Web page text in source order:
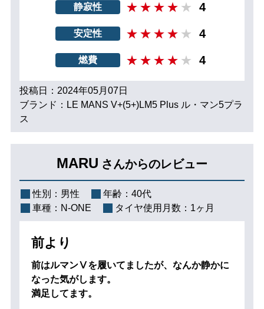
静寂性 4
安定性 4
燃費 4
投稿日：2024年05月07日
ブランド：LE MANS V+(5+)LM5 Plus ル・マン5プラ
ス
MARU さんからのレビュー
性別： 男性 年齢： 40代
車種： N-ONE タイヤ使用月数： 1ヶ月
前より
前はルマンⅤを履いてましたが、なんか静かに
なった気がします。
満足してます。